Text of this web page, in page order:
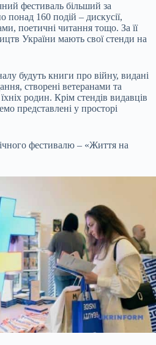
фестиваль більший за
понад 160 подій – дискусії,
поетичні читання тощо. За її
України мають свої стенди на
будуть книги про війну, видані
створені ветеранами та
родин. Крім стендів видавців
представлені у просторі
фестивалю – «Життя на